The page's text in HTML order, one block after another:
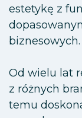
estetykę z
biznesowych.
Od wielu lat
z różnych
temu